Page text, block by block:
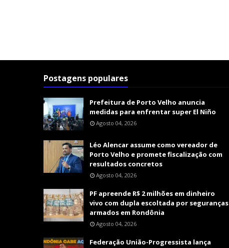
Postagens populares
Prefeitura de Porto Velho anuncia
medidas para enfrentar super El Niño
Agosto 04, 2026
Léo Alencar assume como vereador de
Porto Velho e promete fiscalização com
resultados concretos
Agosto 04, 2026
PF apreende R$ 2 milhões em dinheiro
vivo com dupla escoltada por seguranças
armados em Rondônia
Agosto 04, 2026
Federação União-Progressista lança